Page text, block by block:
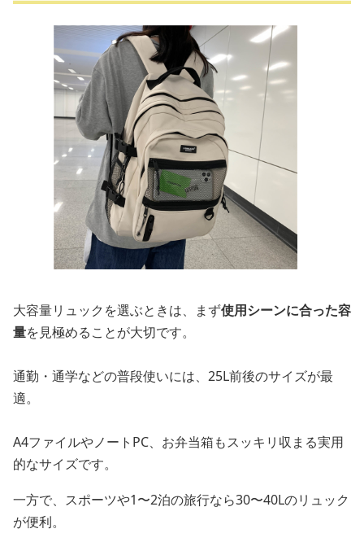
大容量リュックを選ぶときは、まず使用シーンに合った容
量を見極めることが大切です。
通勤・通学などの普段使いには、25L前後のサイズが最
適。
A4ファイルやノートPC、お弁当箱もスッキリ収まる実用
的なサイズです。
一方で、スポーツや1〜2泊の旅行なら30〜40Lのリュック
が便利。